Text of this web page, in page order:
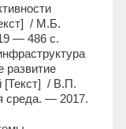
/ М.Б.
— 486 с.
развитие
[Текст] / В.П.
среда. — 2017.